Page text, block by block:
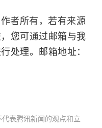
所有，若有来源
您可通过邮箱与我
处理。邮箱地址：
表腾讯新闻的观点和立